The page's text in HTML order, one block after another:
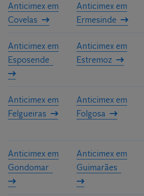
Anticimex em
Covelas
Anticimex em
Ermesinde
Anticimex em
Esposende
Anticimex em
Estremoz
Anticimex em
Felgueiras
Anticimex em
Folgosa
Anticimex em
Gondomar
Anticimex em
Guimarães